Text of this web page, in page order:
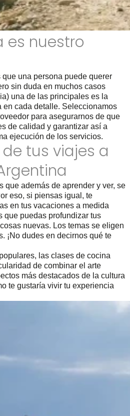
es nuestro
una persona puede querer
sin duda en muchos casos
una de las principales es la
en cada detalle. Seleccionamos
para asegurarnos de que
de calidad y garantizar así a
ejecución de los servicios.
tus viajes a
que además de aprender y ver, se
eso, si piensas igual, te
en tus vacaciones a medida
que puedas profundizar tus
nuevas. Los temas se eligen
¡No dudes en decirnos qué te
las clases de cocina
de combinar el arte
más destacados de la cultura
te gustaría vivir tu experiencia